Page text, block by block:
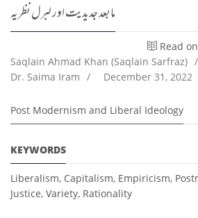
مابعد جدیدیت اور لبرل نظریہ
Read
Saqlain Ahmad Khan (Saqlain Sarfraz) /
Dr. Saima Iram / December 31, 2022
Post Modernism and Liberal Ideology
KEYWORDS
Liberalism, Capitalism, Empiricism,
Justice, Variety, Rationality